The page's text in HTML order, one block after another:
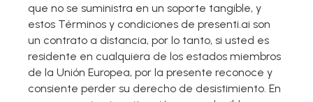
que no se suministra en un soporte tangible, y
estos Términos y condiciones de presenti.ai son
un contrato a distancia, por lo tanto, si usted es
residente en cualquiera de los estados miembros
de la Unión Europea, por la presente reconoce y
consiente perder su derecho de desistimiento. En